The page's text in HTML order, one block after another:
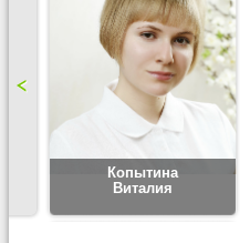
Копытина
Виталия